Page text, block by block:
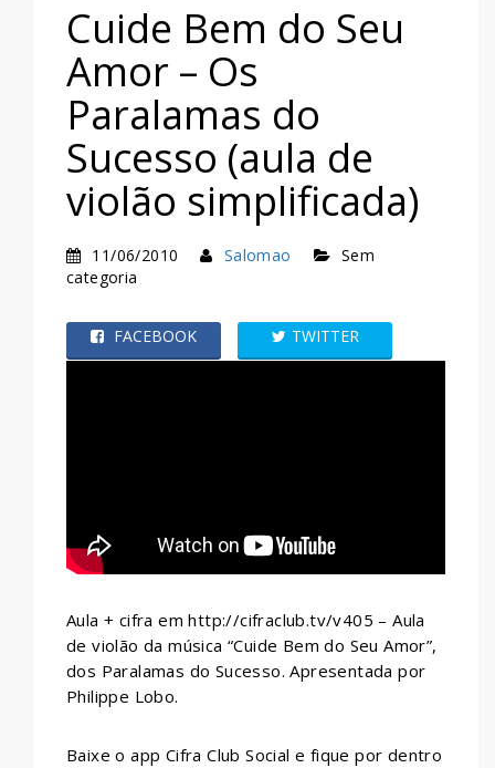
Cuide Bem do Seu
Amor – Os
Paralamas do
Sucesso (aula de
violão simplificada)
11/06/2010 Salomao
Sem
categoria
FACEBOOK TWITTER
Aula + cifra em http://cifraclub.tv/v405 – Aula
de violão da música “Cuide Bem do Seu Amor”,
dos Paralamas do Sucesso. Apresentada por
Philippe Lobo.
Baixe o app Cifra Club Social e fique por dentro